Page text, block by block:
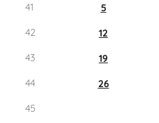
41
5
42
12
43
19
44
26
45